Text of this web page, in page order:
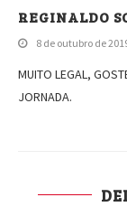
REGINALDO
8 de outubro de
MUITO LEGAL,
JORNADA.